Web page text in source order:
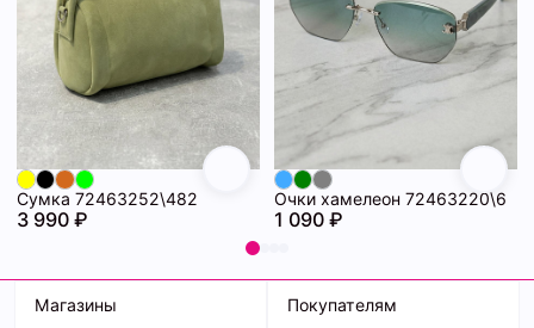
Сумка 72463252\482
3 990 ₽
Очки хамелеон 72463220\6
1 090 ₽
Магазины Покупателям